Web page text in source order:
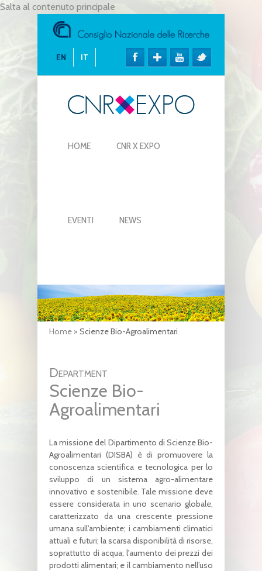
Salta al contenuto principale
EN IT
HOME CNR X EXPO
EVENTI NEWS
Home > Scienze Bio-Agroalimentari
Department
Scienze Bio-
Agroalimentari
La missione del Dipartimento di Scienze Bio-
Agroalimentari (DISBA) è di promuovere la
conoscenza scientifica e tecnologica per lo
sviluppo di un sistema agro-alimentare
innovativo e sostenibile. Tale missione deve
essere considerata in uno scenario globale,
caratterizzato da una crescente pressione
umana sull'ambiente; i cambiamenti climatici
attuali e futuri; la scarsa disponibilità di risorse,
soprattutto di acqua; l'aumento dei prezzi dei
prodotti alimentari; e il cambiamento nell’uso